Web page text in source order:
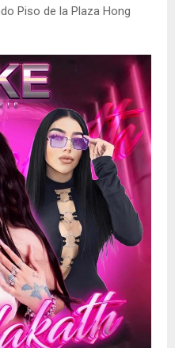
Piso de la Plaza Hong